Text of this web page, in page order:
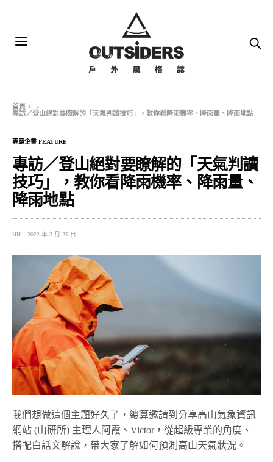
首頁
»
專訪／登山絕對要瞭解的「天氣判讀技巧」，教你看降雨機率、降雨量、降雨地點
專題企畫 FEATURE
專訪／登山絕對要瞭解的「天氣判讀
技巧」，教你看降雨機率、降雨量、
降雨地點
HH 2022 年 3 月 25 日
我們想做這個主題好久了，總算邀請到分享高山氣象資訊
網站 (山研所) 主理人阿霞、Victor，從超級專業的角度、
搭配白話文解說，帶大家了解如何預測高山天氣狀況。